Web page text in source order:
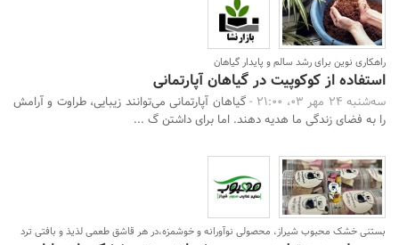
راهکاری نوین برای رشد سالم و پایدار گیاهان
استفاده از کوکوپیت در گیاهان آپارتمانی
سه‌شنبه 24 مهر 03، 21:00 -
گیاهان آپارتمانی می‌توانند زیبایی، طراوت و آرامش
را به فضای زندگی ما هدیه دهند. اما برای داشتن گ ...
بستنی خشک محبوب شیراز، محصولی نوآورانه و خوشمزه،در هر قاشق طعمی لذیذ و بافتی ترد